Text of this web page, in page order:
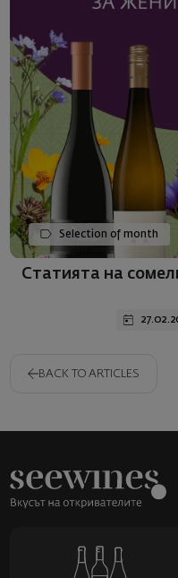
Selection of month
Статията на
BACK TO ARTICLES